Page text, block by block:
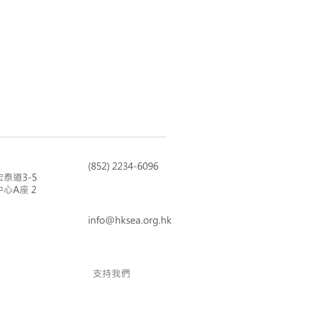
泰道3-5
心A座 2
(852) 2234-6096
info@hksea.org.hk
支持我們